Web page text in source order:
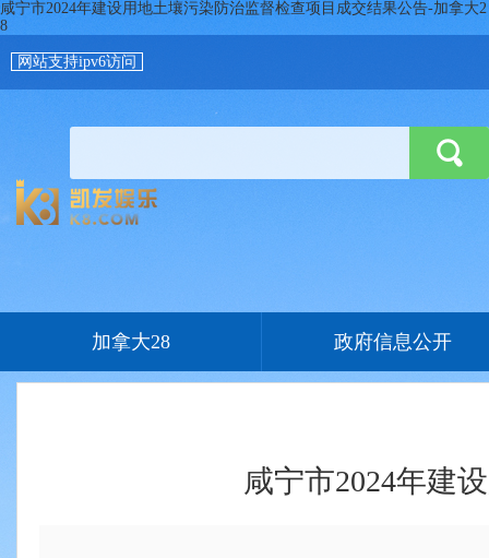
咸宁市2024年建设用地土壤污染防治监督检查项目成交结果公告-加拿大2
8
网站支持ipv6访问
加拿大28 政府信息公开
咸宁市2024年建